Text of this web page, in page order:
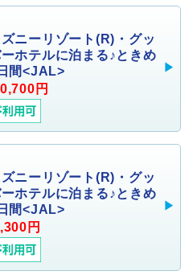
ニーリゾート(R)・グッ
ーホテルに泊まる♪ときめ
間<JAL>
円
ニーリゾート(R)・グッ
ーホテルに泊まる♪ときめ
間<JAL>
円